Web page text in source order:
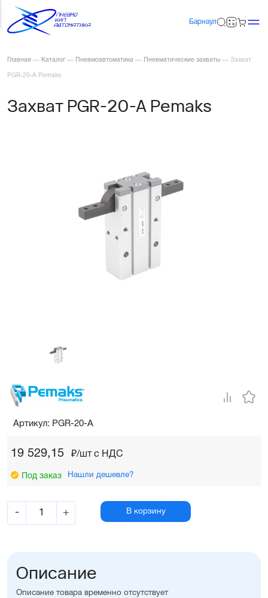
Барнаул
Главная — Каталог — Пневмоавтоматика — Пневматические захваты — Захват
PGR-20-A Pemaks
Захват PGR-20-A Pemaks
19 529,15 ₽/шт c НДС
Под заказ Нашли дешевле?
- + В корзину
Артикул: PGR-20-A
Описание
Описание товара временно отсутствует